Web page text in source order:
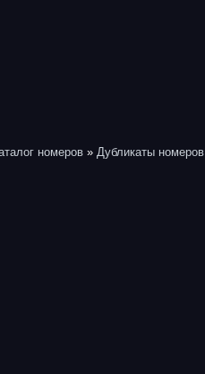
номеров » Дубликаты номеров